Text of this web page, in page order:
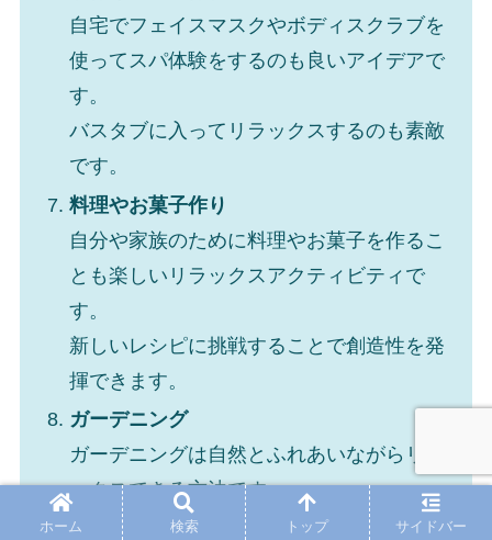
自宅でフェイスマスクやボディスクラブを
使ってスパ体験をするのも良いアイデアで
す。
バスタブに入ってリラックスするのも素敵
です。
料理やお菓子作り
自分や家族のために料理やお菓子を作るこ
とも楽しいリラックスアクティビティで
す。
新しいレシピに挑戦することで創造性を発
揮できます。
ガーデニング
ガーデニングは自然とふれあいながらリラ
ックスできる方法です。
植物のお世話をして、緑に囲まれた癒しの
ホーム 検索 トップ サイドバー